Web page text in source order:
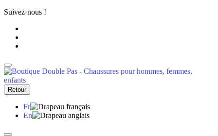
Suivez-nous !
Retour
Fr
En